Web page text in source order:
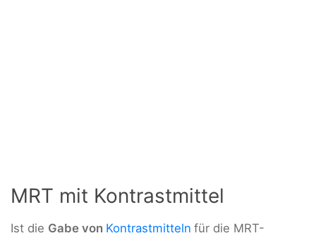
MRT mit Kontrastmittel
Ist die Gabe von Kontrastmitteln für die MRT-